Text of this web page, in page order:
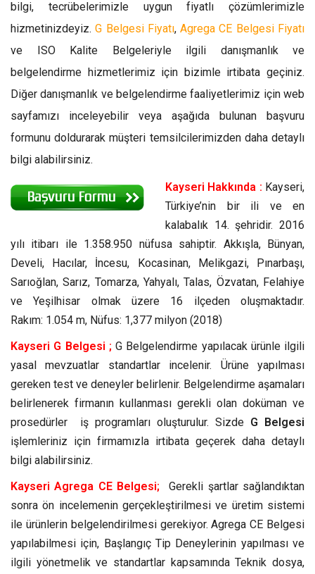
bilgi, tecrübelerimizle uygun fiyatlı çözümlerimizle
hizmetinizdeyiz.G Belgesi Fiyatı,Agrega CE Belgesi Fiyatı
ve ISO Kalite Belgeleriyle ilgili danışmanlık ve
belgelendirme hizmetlerimiz için bizimle irtibata geçiniz.
Diğer danışmanlık ve belgelendirme faaliyetlerimiz için web
sayfamızı inceleyebilir veya aşağıda bulunan başvuru
formunu doldurarak müşteri temsilcilerimizden daha detaylı
bilgi alabilirsiniz.
Kayseri Hakkında : Kayseri,
Türkiye’nin bir ili ve en
kalabalık 14. şehridir. 2016
yılı itibarı ile 1.358.950 nüfusa sahiptir. Akkışla, Bünyan,
Develi, Hacılar, İncesu, Kocasinan, Melikgazi, Pınarbaşı,
Sarıoğlan, Sarız, Tomarza, Yahyalı, Talas, Özvatan, Felahiye
ve Yeşilhisar olmak üzere 16 ilçeden oluşmaktadır.
Rakım: 1.054 m, Nüfus: 1,377 milyon (2018)
Kayseri G Belgesi ; G Belgelendirme yapılacak ürünle ilgili
yasal mevzuatlar standartlar incelenir. Ürüne yapılması
gereken test ve deneyler belirlenir. Belgelendirme aşamaları
belirlenerek firmanın kullanması gerekli olan doküman ve
prosedürler iş programları oluşturulur. Sizde G Belgesi
işlemleriniz için firmamızla irtibata geçerek daha detaylı
bilgi alabilirsiniz.
Kayseri Agrega CE Belgesi;
Gerekli şartlar sağlandıktan
sonra ön incelemenin gerçekleştirilmesi ve üretim sistemi
ile ürünlerin belgelendirilmesi gerekiyor. Agrega CE Belgesi
yapılabilmesi için, Başlangıç Tip Deneylerinin yapılması ve
ilgili yönetmelik ve standartlar kapsamında Teknik dosya,